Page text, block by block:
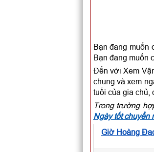
Bạn đang muốn
Bạn đang muốn
Đến với Xem
chung và xem
tuổi của gia chủ,
Trong trường
Ngày tốt chuyển
Giờ Hoàng